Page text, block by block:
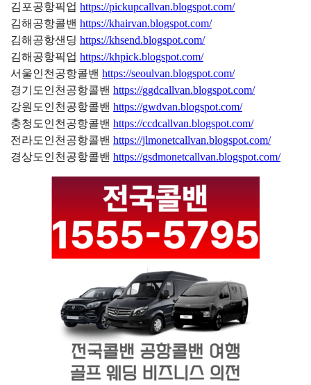
김포공항픽업https://pickupcallvan.blogspot.com/
김해공항콜밴https://khairvan.blogspot.com/
김해공항샌딩https://khsend.blogspot.com/
김해공항픽업https://khpick.blogspot.com/
서울인천공항콜밴https://seoulvan.blogspot.com/
경기도인천공항콜밴https://ggdcallvan.blogspot.com/
강원도인천공항콜밴https://gwdvan.blogspot.com/
충청도인천공항콜밴https://ccdcallvan.blogspot.com/
전라도인천공항콜밴https://jlmonetcallvan.blogspot.com/
경상도인천공항콜밴https://gsdmonetcallvan.blogspot.com/